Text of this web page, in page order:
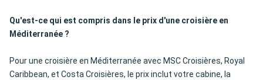
Qu'est-ce qui est compris dans le prix d'une croisière en
Méditerranée ?
Pour une croisière en Méditerranée avec MSC Croisières, Royal
Caribbean, et Costa Croisières, le prix inclut votre cabine, la